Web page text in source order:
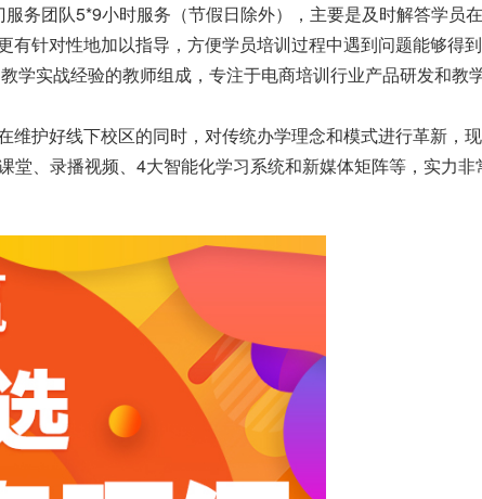
务团队5*9小时服务（节假日除外），主要是及时解答学员
针对性地加以指导，方便学员培训过程中遇到问题能够得
学实战经验的教师组成，专注于电商培训行业产品研发和教
护好线下校区的同时，对传统办学理念和模式进行革新，
、录播视频、4大智能化学习系统和新媒体矩阵等，实力非